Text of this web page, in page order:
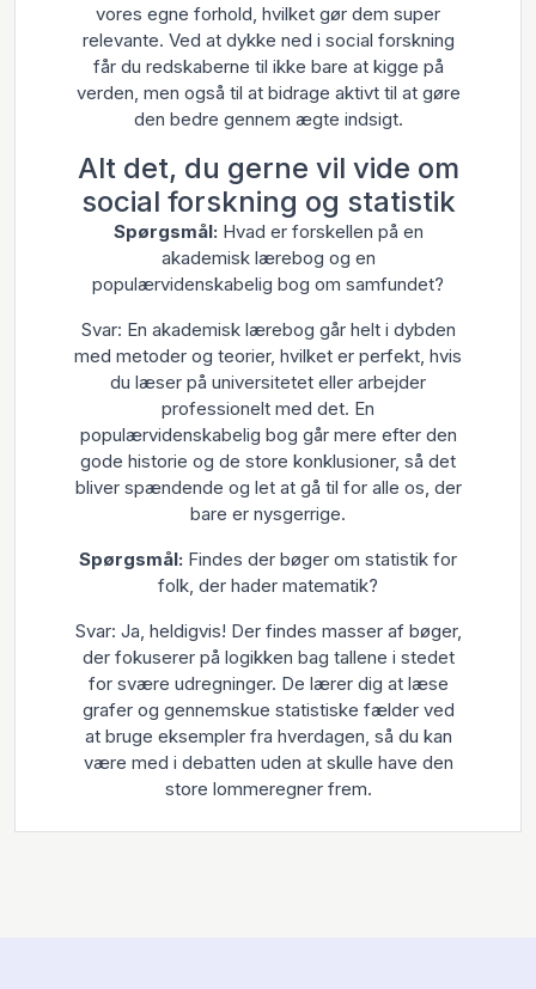
vores egne forhold, hvilket gør dem super
relevante. Ved at dykke ned i social forskning
får du redskaberne til ikke bare at kigge på
verden, men også til at bidrage aktivt til at gøre
den bedre gennem ægte indsigt.
Alt det, du gerne vil vide om
social forskning og statistik
Spørgsmål: Hvad er forskellen på en
akademisk lærebog og en
populærvidenskabelig bog om samfundet?
Svar: En akademisk lærebog går helt i dybden
med metoder og teorier, hvilket er perfekt, hvis
du læser på universitetet eller arbejder
professionelt med det. En
populærvidenskabelig bog går mere efter den
gode historie og de store konklusioner, så det
bliver spændende og let at gå til for alle os, der
bare er nysgerrige.
Spørgsmål: Findes der bøger om statistik for
folk, der hader matematik?
Svar: Ja, heldigvis! Der findes masser af bøger,
der fokuserer på logikken bag tallene i stedet
for svære udregninger. De lærer dig at læse
grafer og gennemskue statistiske fælder ved
at bruge eksempler fra hverdagen, så du kan
være med i debatten uden at skulle have den
store lommeregner frem.